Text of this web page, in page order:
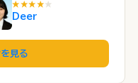
★★★★ ★
Deer
見る